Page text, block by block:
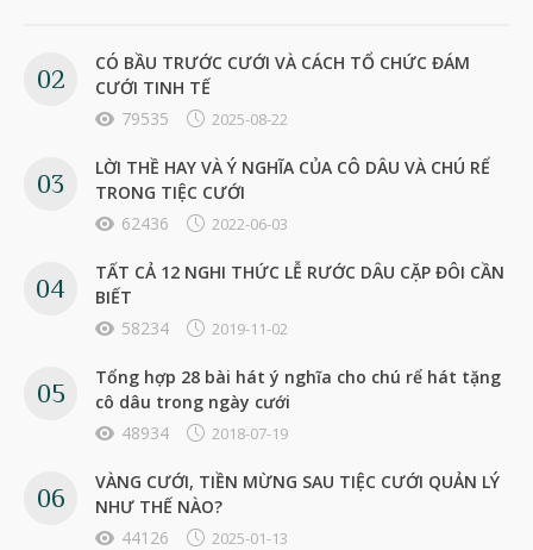
CÓ BẦU TRƯỚC CƯỚI VÀ CÁCH TỔ CHỨC ĐÁM
CƯỚI TINH TẾ
79535
2025-08-22
LỜI THỀ HAY VÀ Ý NGHĨA CỦA CÔ DÂU VÀ CHÚ RỂ
TRONG TIỆC CƯỚI
62436
2022-06-03
TẤT CẢ 12 NGHI THỨC LỄ RƯỚC DÂU CẶP ĐÔI CẦN
BIẾT
58234
2019-11-02
Tổng hợp 28 bài hát ý nghĩa cho chú rể hát tặng
cô dâu trong ngày cưới
48934
2018-07-19
VÀNG CƯỚI, TIỀN MỪNG SAU TIỆC CƯỚI QUẢN LÝ
NHƯ THẾ NÀO?
44126
2025-01-13